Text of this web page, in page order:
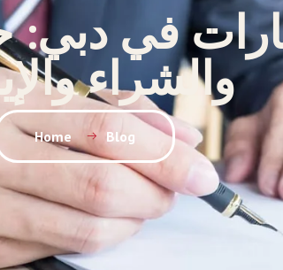
في دبي:
والشراء
Home Blog